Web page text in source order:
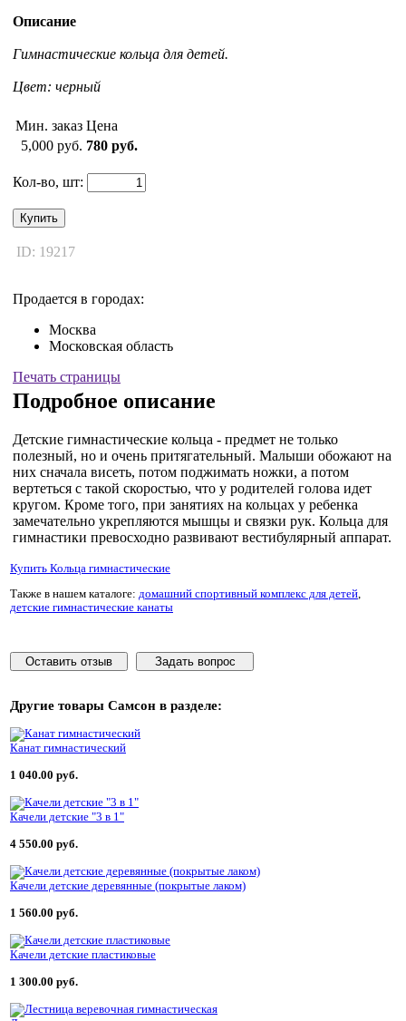
Описание
Гимнастические кольца для детей.
Цвет: черный
Мин. заказ Цена
5,000 руб. 780 руб.
Кол-во, шт:
Купить
ID: 19217
Продается в городах:
Москва
Московская область
Печать страницы
Подробное описание
Детские гимнастические кольца - предмет не только
полезный, но и очень притягательный. Малыши обожают на
них сначала висеть, потом поджимать ножки, а потом
вертеться с такой скоростью, что у родителей голова идет
кругом. Кроме того, при занятиях на кольцах у ребенка
замечательно укрепляются мышцы и связки рук. Кольца для
гимнастики превосходно развивают вестибулярный аппарат.
Купить Кольца гимнастические
Также в нашем каталоге: домашний спортивный комплекс для детей,
детские гимнастические канаты
Оставить отзыв Задать вопрос
Другие товары Самсон в разделе:
Канат гимнастический
1 040.00 руб.
Качели детские "3 в 1"
4 550.00 руб.
Качели детские деревянные (покрытые лаком)
1 560.00 руб.
Качели детские пластиковые
1 300.00 руб.